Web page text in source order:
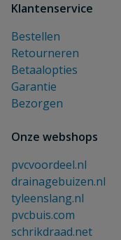
Klantenservice
Bestellen
Retourneren
Betaalopties
Garantie
Bezorgen
Onze webshops
pvcvoordeel.nl
drainagebuizen.nl
tyleenslang.nl
pvcbuis.com
schrikdraad.net